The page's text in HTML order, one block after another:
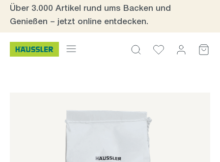
Zum Hauptinhalt springen
Über 3.000 Artikel rund ums Backen und
Genießen – jetzt online entdecken.